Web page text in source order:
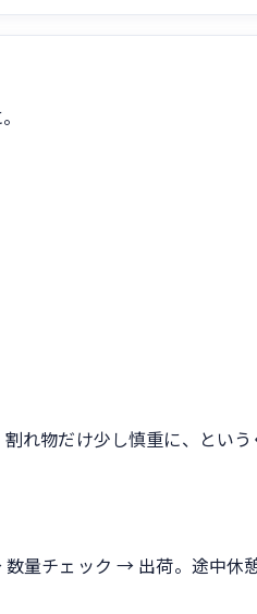
れ物だけ少し慎重に、という
量チェック → 出荷。途中休